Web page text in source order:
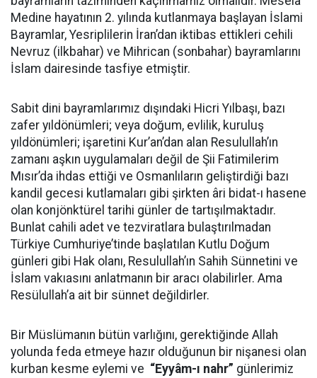
Medine hayatının 2. yılında kutlanmaya başlayan İslami
Bayramlar, Yesriplilerin İran’dan iktibas ettikleri cehili
Nevruz (ilkbahar) ve Mihrican (sonbahar) bayramlarını
İslam dairesinde tasfiye etmiştir.
Sabit dini bayramlarımız dışındaki Hicri Yılbaşı, bazı
zafer yıldönümleri; veya doğum, evlilik, kuruluş
yıldönümleri; işaretini Kur’an’dan alan Resulullah’ın
zamanı aşkın uygulamaları değil de Şii Fatimilerim
Mısır’da ihdas ettiği ve Osmanlıların geliştirdiği bazı
kandil gecesi kutlamaları gibi şirkten âri bidat-ı hasene
olan konjönktürel tarihi günler de tartışılmaktadır.
Bunlat cahili adet ve tezviratlara bulaştırılmadan
Türkiye Cumhuriye’tinde başlatılan Kutlu Doğum
günleri gibi Hak olanı, Resulullah’ın Sahih Sünnetini ve
İslam vakıasını anlatmanın bir aracı olabilirler. Ama
Resülullah’a ait bir sünnet değildirler.
Bir Müslümanın bütün varlığını, gerektiğinde Allah
yolunda feda etmeye hazır olduğunun bir nişanesi olan
kurban kesme eylemi ve “Eyyâm-ı nahr” günlerimiz